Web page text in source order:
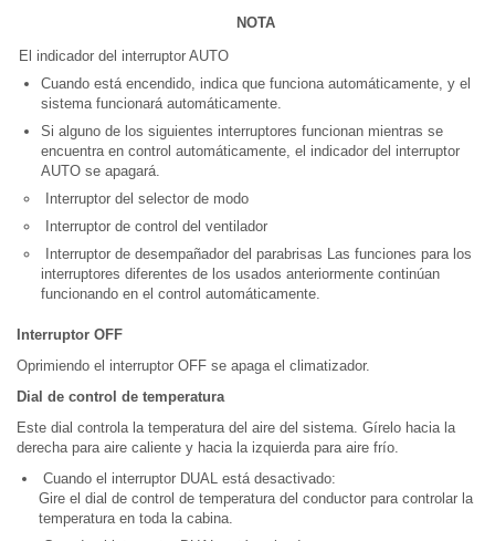
NOTA
El indicador del interruptor AUTO
Cuando está encendido, indica que funciona automáticamente, y el
sistema funcionará automáticamente.
Si alguno de los siguientes interruptores funcionan mientras se
encuentra en control automáticamente, el indicador del interruptor
AUTO se apagará.
Interruptor del selector de modo
Interruptor de control del ventilador
Interruptor de desempañador del parabrisas Las funciones para los
interruptores diferentes de los usados anteriormente continúan
funcionando en el control automáticamente.
Interruptor OFF
Oprimiendo el interruptor OFF se apaga el climatizador.
Dial de control de temperatura
Este dial controla la temperatura del aire del sistema. Gírelo hacia la
derecha para aire caliente y hacia la izquierda para aire frío.
Cuando el interruptor DUAL está desactivado:
Gire el dial de control de temperatura del conductor para controlar la
temperatura en toda la cabina.